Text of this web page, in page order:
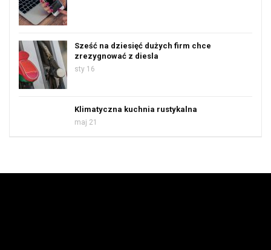
Sześć na dziesięć dużych firm chce
zrezygnować z diesla
sty 16
Klimatyczna kuchnia rustykalna
maj 21